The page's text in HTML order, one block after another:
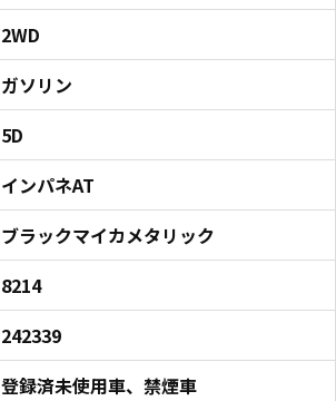
2WD
ガソリン
5D
インパネAT
ブラックマイカメタリック
8214
242339
登録済未使用車、禁煙車